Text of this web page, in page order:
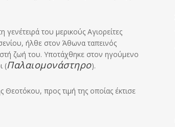
του μερικούς Αγιορείτες
ήλθε στον Άθωνα ταπεινός
ζωή του. Υποτάχθηκε στον ηγούμενο
(Παλαιομονάστηρο).
προς τιμή της οποίας έκτισε